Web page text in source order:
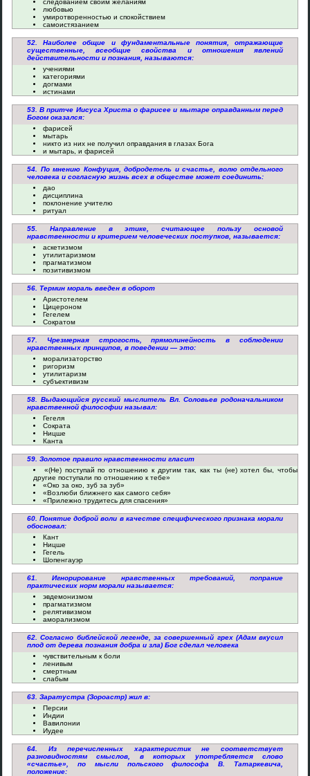
следованием своим желаниям
любовью
умиротворенностью и спокойствием
самоистязанием
52. Наиболее общие и фундаментальные понятия, отражающие
существенные, всеобщие свойства и отношения явлений
действительности и познания, называются:
учениями
категориями
догмами
истинами
53. В притче Иисуса Христа о фарисее и мытаре оправданным перед
Богом оказался:
фарисей
мытарь
никто из них не получил оправдания в глазах Бога
и мытарь, и фарисей
54. По мнению Конфуция, добродетель и счастье, волю отдельного
человека и согласную жизнь всех в обществе может соединить:
дао
дисциплина
поклонение учителю
ритуал
55. Направление в этике, считающее пользу основой
нравственности и критерием человеческих поступков, называется:
аскетизмом
утилитаризмом
прагматизмом
позитивизмом
56. Термин мораль введен в оборот
Аристотелем
Цицероном
Гегелем
Сократом
57. Чрезмерная строгость, прямолинейность в соблюдении
нравственных принципов, в поведении — это:
морализаторство
ригоризм
утилитаризм
субъективизм
58. Выдающийся русский мыслитель Вл. Соловьев родоначальником
нравственной философии называл:
Гегеля
Сократа
Ницше
Канта
59. Золотое правило нравственности гласит
«(Не) поступай по отношению к другим так, как ты (не) хотел бы, чтобы
другие поступали по отношению к тебе»
«Око за око, зуб за зуб»
«Возлюби ближнего как самого себя»
«Прилежно трудитесь для спасения»
60. Понятие доброй воли в качестве специфического признака морали
обосновал:
Кант
Ницше
Гегель
Шопенгауэр
61. Игнорирование нравственных требований, попрание
практических норм морали называется:
эвдемонизмом
прагматизмом
релятивизмом
аморализмом
62. Согласно библейской легенде, за совершенный грех (Адам вкусил
плод от дерева познания добра и зла) Бог сделал человека
чувствительным к боли
ленивым
смертным
слабым
63. Заратустра (Зороастр) жил в:
Персии
Индии
Вавилонии
Иудее
64. Из перечисленных характеристик не соответствует
разновидностям смыслов, в которых употребляется слово
«счастье», по мысли польского философа В. Татаркевича,
положение: